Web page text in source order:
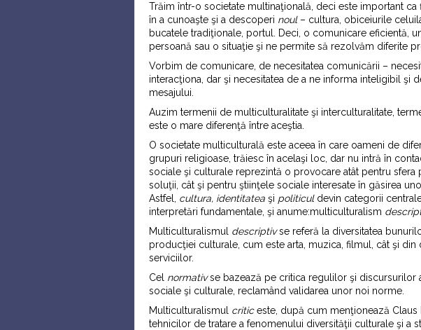
Trăim într-o societate multinaţională, deci este important
în a cunoaşte şi a descoperi noul– cultura, obiceiurile
bucatele tradiţionale, portul. Deci, o comunicare eficientă,
persoană sau o situaţie şi ne permite să rezolvăm diferite
Vorbim de comunicare, de necesitatea comunicării –
interacţiona, dar şi necesitatea de a ne informa inteligibil şi
mesajului.
Auzim termenii de multiculturalitate şi interculturalitate,
este o mare diferenţă între aceştia.
O societate multiculturală este aceea în care oameni de
grupuri religioase, trăiesc în acelaşi loc, dar nu intră în
sociale şi culturale reprezintă o provocare atât pentru sfera
soluţii, cât şi pentru ştiinţele sociale interesate în găsirea
Astfel, cultura, identitatea şi politiculdevin categorii
interpretări fundamentale, şi anume:multiculturalism
Multiculturalismul descriptivse referă la diversitatea
producţiei culturale, cum este arta, muzica, filmul, cât şi din
serviciilor.
Cel normativse bazează pe critica regulilor şi discursurilor
sociale şi culturale, reclamând validarea unor noi norme.
Multiculturalismul criticeste, după cum menţionează Claus
tehnicilor de tratare a fenomenului diversităţii culturale şi a